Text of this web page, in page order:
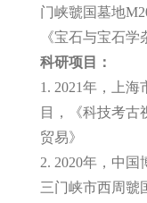
门峡虢国墓地
《宝石与宝石学
科研项目：
1. 2021年，上
目，《科技考古
贸易》
2. 2020年，中
三门峡市西周虢